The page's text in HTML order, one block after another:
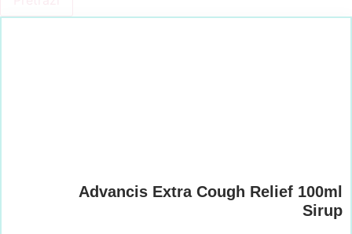
Advancis Extra Cough Relief 100ml
Sirup